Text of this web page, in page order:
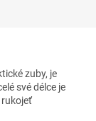
zuby, je
své délce je
rukojeť